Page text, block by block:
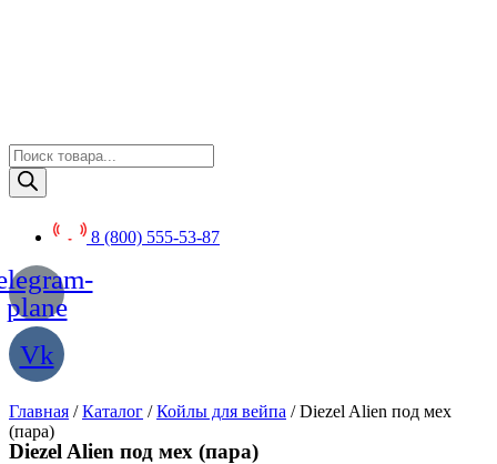
Поиск
товаров
8 (800) 555-53-87
plane
Vk
Главная /Каталог /Койлы для вейпа / Diezel Alien под мех
(пара)
Diezel Alien под мех (пара)